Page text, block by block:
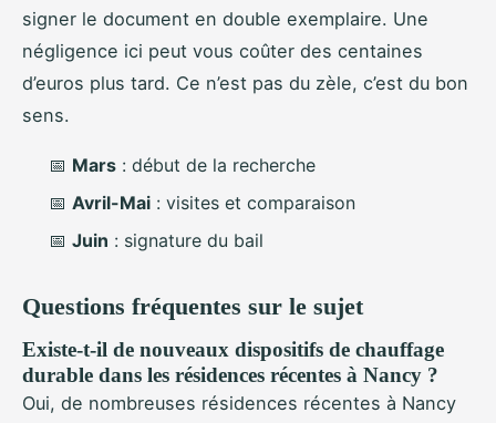
signer le document en double exemplaire. Une
négligence ici peut vous coûter des centaines
d’euros plus tard. Ce n’est pas du zèle, c’est du bon
sens.
📅 Mars : début de la recherche
📅 Avril-Mai : visites et comparaison
📅 Juin : signature du bail
Questions fréquentes sur le sujet
Existe-t-il de nouveaux dispositifs de chauffage
durable dans les résidences récentes à Nancy ?
Oui, de nombreuses résidences récentes à Nancy